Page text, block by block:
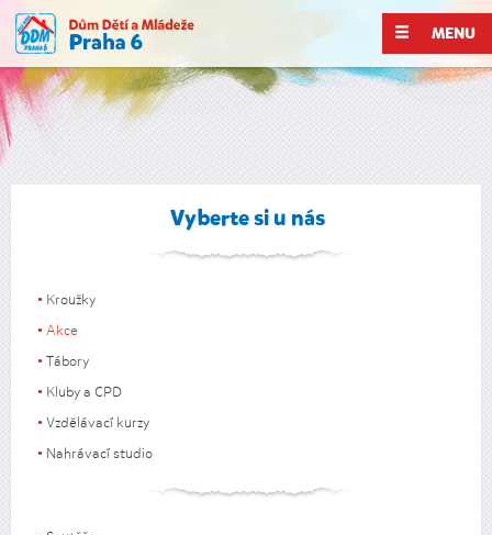
MENU
Vyberte si u nás
Kroužky
Akce
Tábory
Kluby a CPD
Vzdělávací kurzy
Nahrávací studio